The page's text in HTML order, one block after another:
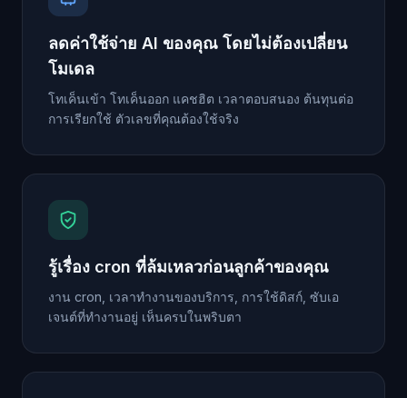
ลดค่าใช้จ่าย AI ของคุณ โดยไม่ต้องเปลี่ยน
โมเดล
โทเค็นเข้า โทเค็นออก แคชฮิต เวลาตอบสนอง ต้นทุนต่อ
การเรียกใช้ ตัวเลขที่คุณต้องใช้จริง
รู้เรื่อง cron ที่ล้มเหลวก่อนลูกค้าของคุณ
งาน cron, เวลาทำงานของบริการ, การใช้ดิสก์, ซับเอ
เจนต์ที่ทำงานอยู่ เห็นครบในพริบตา